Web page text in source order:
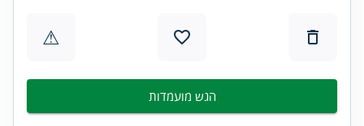
⚠
הגש מועמדות